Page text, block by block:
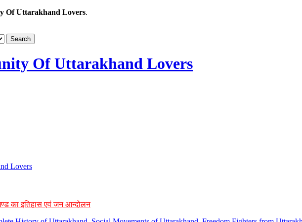
Of Uttarakhand Lovers.
Of Uttarakhand Lovers
Lovers
का इतिहास एवं जन आन्दोलन